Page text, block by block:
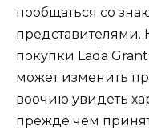
пообщаться со
представителями.
покупки Lada
может изменить
воочию увидеть
прежде чем